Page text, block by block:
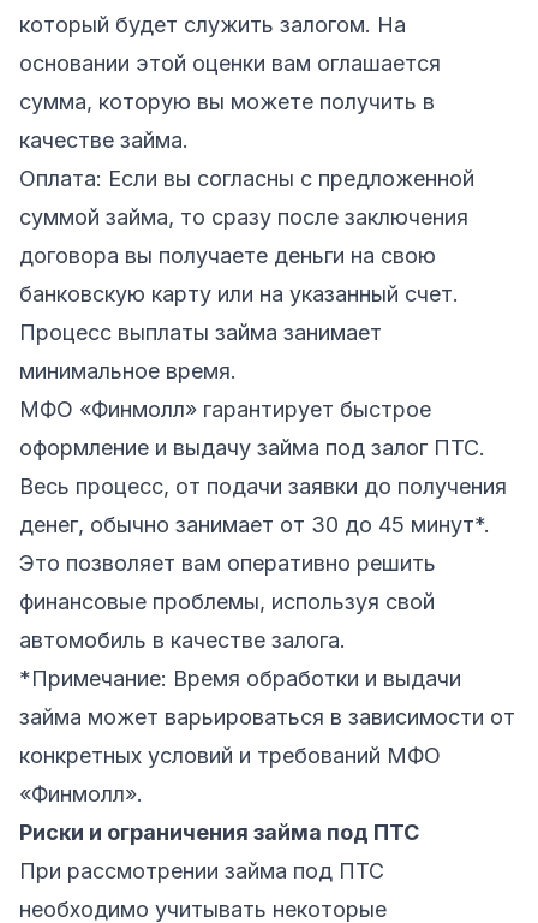
который будет служить залогом. На
основании этой оценки вам оглашается
сумма, которую вы можете получить в
качестве займа.
Оплата: Если вы согласны с предложенной
суммой займа, то сразу после заключения
договора вы получаете деньги на свою
банковскую карту или на указанный счет.
Процесс выплаты займа занимает
минимальное время.
МФО «Финмолл» гарантирует быстрое
оформление и выдачу займа под залог ПТС.
Весь процесс, от подачи заявки до получения
денег, обычно занимает от 30 до 45 минут*.
Это позволяет вам оперативно решить
финансовые проблемы, используя свой
автомобиль в качестве залога.
*Примечание: Время обработки и выдачи
займа может варьироваться в зависимости от
конкретных условий и требований МФО
«Финмолл».
Риски и ограничения займа под ПТС
При рассмотрении займа под ПТС
необходимо учитывать некоторые